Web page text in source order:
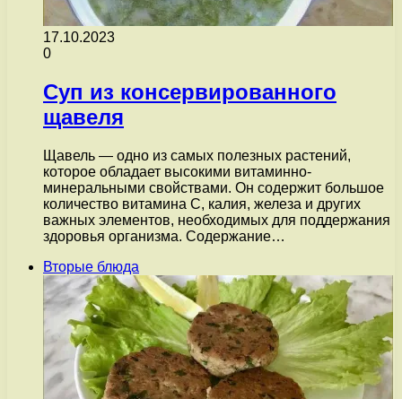
17.10.2023
0
Суп из консервированного
щавеля
Щавель — одно из самых полезных растений,
которое обладает высокими витаминно-
минеральными свойствами. Он содержит большое
количество витамина С, калия, железа и других
важных элементов, необходимых для поддержания
здоровья организма. Содержание…
Вторые блюда